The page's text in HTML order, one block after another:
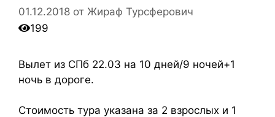
01.12.2018 от Жираф Турсферович
199
Вылет из СПб 22.03 на 10 дней/9 ночей+1
ночь в дороге.
Стоимость тура указана за 2 взрослых и 1